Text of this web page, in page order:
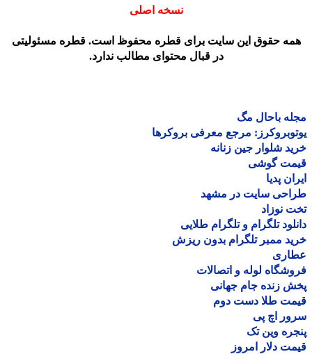
نسخه اصلی
حقوق این سایت برای قطره محفوظ است. قطره مسئولیتی
در قبال محتوای مطالب ندارد.
باحال مگ
مرجع معرفی بروکرها
شلوار جین زنانه
گوشی
پدیا
سایت در مشهد
نوزاد
تلگرام و تلگرام طلایی
ممبر تلگرام بدون ریزش
لوله و اتصالات
زنده جام جهانی
طلا دست دوم
اچ پی
وین تک
دلار امروز